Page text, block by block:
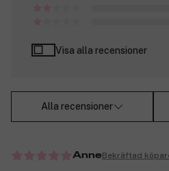
Visa alla recensioner
Alla recensioner
AnneBekräftad